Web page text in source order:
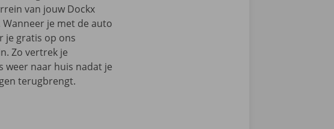
van jouw Dockx
Wanneer je met de auto
je gratis op ons
Zo vertrek je
weer naar huis nadat je
terugbrengt.